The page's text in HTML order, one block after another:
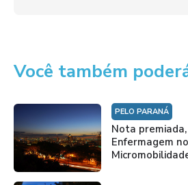
Você também
PELO PARANÁ
Nota
Enfermagem